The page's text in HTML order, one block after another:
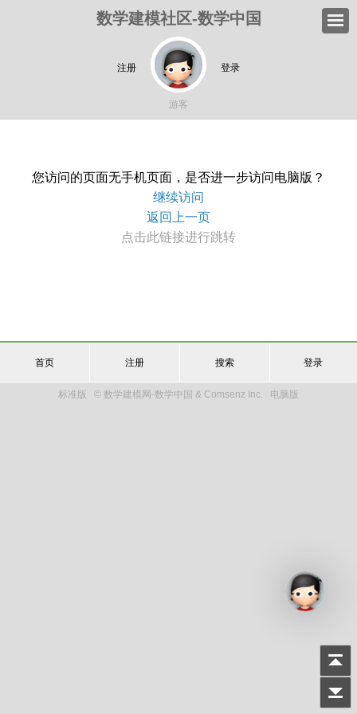
数学建模社区-数学中国
注册 登录
游客
您访问的页面无手机页面，是否进一步访问电脑版？
继续访问
返回上一页
点击此链接进行跳转
首页 注册 搜索 登录
标准版 © 数学建模网-数学中国 & Comsenz Inc. 电脑版